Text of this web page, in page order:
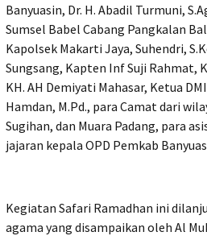
Banyuasin, Dr. H. Abadil Turmuni,
Sumsel Babel Cabang Pangkalan
Kapolsek Makarti Jaya, Suhendri,
Sungsang, Kapten Inf Suji Rahmat,
KH. AH Demiyati Mahasar, Ketua
Hamdan, M.Pd., para Camat dari
Sugihan, dan Muara Padang, para
jajaran kepala OPD Pemkab
Kegiatan Safari Ramadhan ini
agama yang disampaikan oleh Al